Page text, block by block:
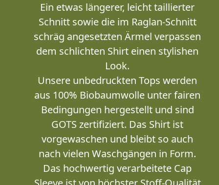
Ein etwas längerer, leicht taillierter
Schnitt sowie die im Raglan-Schnitt
schräg angesetzten Ärmel verpassen
dem schlichten Shirt einen stylishen
Look.
Unsere unbedruckten Tops werden
aus 100% Biobaumwolle unter fairen
Bedingungen hergestellt und sind
GOTS zertifiziert. Das Shirt ist
vorgewaschen und bleibt so auch
nach vielen Waschgängen in Form.
Das hochwertig verarbeitete Cap